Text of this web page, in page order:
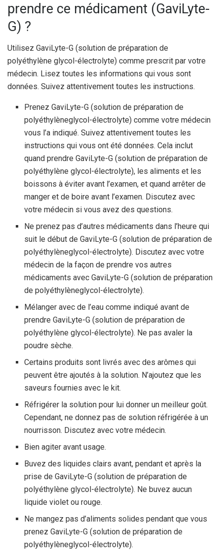
prendre ce médicament (GaviLyte-
G) ?
Utilisez GaviLyte-G (solution de préparation de
polyéthylène glycol-électrolyte) comme prescrit par votre
médecin. Lisez toutes les informations qui vous sont
données. Suivez attentivement toutes les instructions.
Prenez GaviLyte-G (solution de préparation de
polyéthylèneglycol-électrolyte) comme votre médecin
vous l’a indiqué. Suivez attentivement toutes les
instructions qui vous ont été données. Cela inclut
quand prendre GaviLyte-G (solution de préparation de
polyéthylène glycol-électrolyte), les aliments et les
boissons à éviter avant l’examen, et quand arrêter de
manger et de boire avant l’examen. Discutez avec
votre médecin si vous avez des questions.
Ne prenez pas d’autres médicaments dans l’heure qui
suit le début de GaviLyte-G (solution de préparation de
polyéthylèneglycol-électrolyte). Discutez avec votre
médecin de la façon de prendre vos autres
médicaments avec GaviLyte-G (solution de préparation
de polyéthylèneglycol-électrolyte).
Mélanger avec de l’eau comme indiqué avant de
prendre GaviLyte-G (solution de préparation de
polyéthylène glycol-électrolyte). Ne pas avaler la
poudre sèche.
Certains produits sont livrés avec des arômes qui
peuvent être ajoutés à la solution. N’ajoutez que les
saveurs fournies avec le kit.
Réfrigérer la solution pour lui donner un meilleur goût.
Cependant, ne donnez pas de solution réfrigérée à un
nourrisson. Discutez avec votre médecin.
Bien agiter avant usage.
Buvez des liquides clairs avant, pendant et après la
prise de GaviLyte-G (solution de préparation de
polyéthylène glycol-électrolyte). Ne buvez aucun
liquide violet ou rouge.
Ne mangez pas d’aliments solides pendant que vous
prenez GaviLyte-G (solution de préparation de
polyéthylèneglycol-électrolyte).